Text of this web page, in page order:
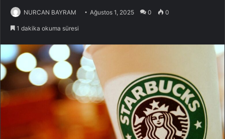
NURCAN BAYRAM Ağustos 1, 2025 0 0
1 dakika okuma süresi